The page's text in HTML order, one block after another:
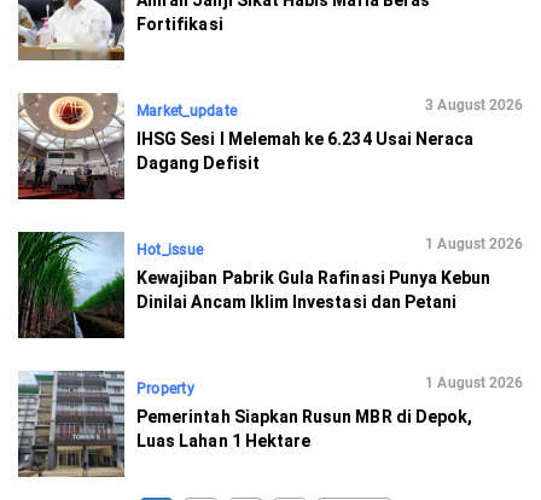
Fortifikasi
Market_update 3 August 2026
IHSG Sesi I Melemah ke 6.234 Usai Neraca
Dagang Defisit
Hot_issue 1 August 2026
Kewajiban Pabrik Gula Rafinasi Punya Kebun
Dinilai Ancam Iklim Investasi dan Petani
Property 1 August 2026
Pemerintah Siapkan Rusun MBR di Depok,
Luas Lahan 1 Hektare